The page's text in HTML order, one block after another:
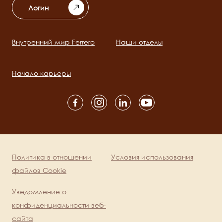
Логин
Main
Внутренний мир Ferrero Наши отделы
Начало карьеры
mobile
Legal
Политика в отношении
файлов Cookie
Уведомление о
конфиденциальности веб-
сайта
Условия использования